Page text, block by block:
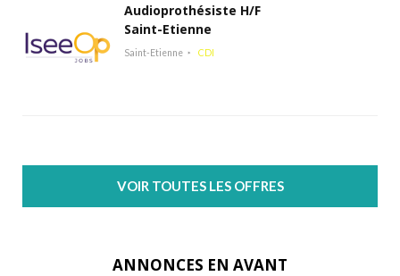
Audioprothésiste H/F
Saint-Etienne
Saint-Etienne CDI
VOIR TOUTES LES OFFRES
ANNONCES EN AVANT